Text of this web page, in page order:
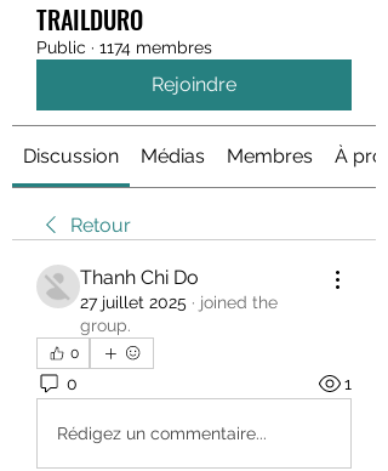
TRAILDURO
Public · 1174 membres
Rejoindre
Discussion Médias Membres À
Retour
Thanh Chi Do
27 juillet 2025 · joined the
group.
0
0 1
Rédigez un commentaire...